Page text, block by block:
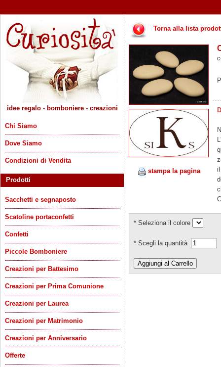
idee regalo - bomboniere - creazioni
Chi Siamo
Dove Siamo
Condizioni di Vendita
Prodotti
Sacchetti e segnaposto
Scatoline portaconfetti
Confetti
Piccole Bomboniere
Creazioni per Battesimo
Creazioni per Prima Comunione
Creazioni per Laurea
Creazioni per Matrimonio
Creazioni per Anniversario
Offerte
Torna alla lista
stampa la pagina
* Seleziona il colore
* Scegli la quantità